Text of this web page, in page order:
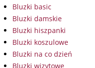
Bluzki basic
Bluzki damskie
Bluzki hiszpanki
Bluzki koszulowe
Bluzki na co dzień
Bluzki wizytowe